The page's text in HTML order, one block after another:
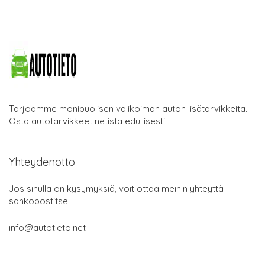
Tarjoamme monipuolisen valikoiman auton lisätarvikkeita.
Osta autotarvikkeet netistä edullisesti.
Yhteydenotto
Jos sinulla on kysymyksiä, voit ottaa meihin yhteyttä
sähköpostitse:
info@autotieto.net